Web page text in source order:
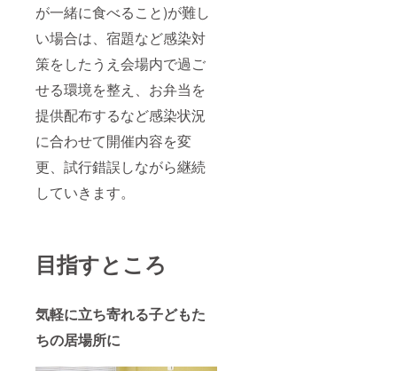
が一緒に食べること)が難し
い場合は、宿題など感染対
策をしたうえ会場内で過ご
せる環境を整え、お弁当を
提供配布するなど感染状況
に合わせて開催内容を変
更、試行錯誤しながら継続
していきます。
目指すところ
気軽に立ち寄れる子どもた
ちの居場所に